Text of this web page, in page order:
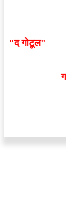
"द गोटूल"